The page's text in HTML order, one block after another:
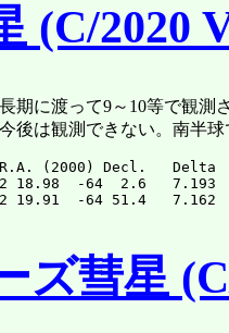
(C/2020
期に渡って9～10等で観測
後は観測できない。南半
R.A. (2000) Decl.
18.98  -64  2.6
ズ彗星